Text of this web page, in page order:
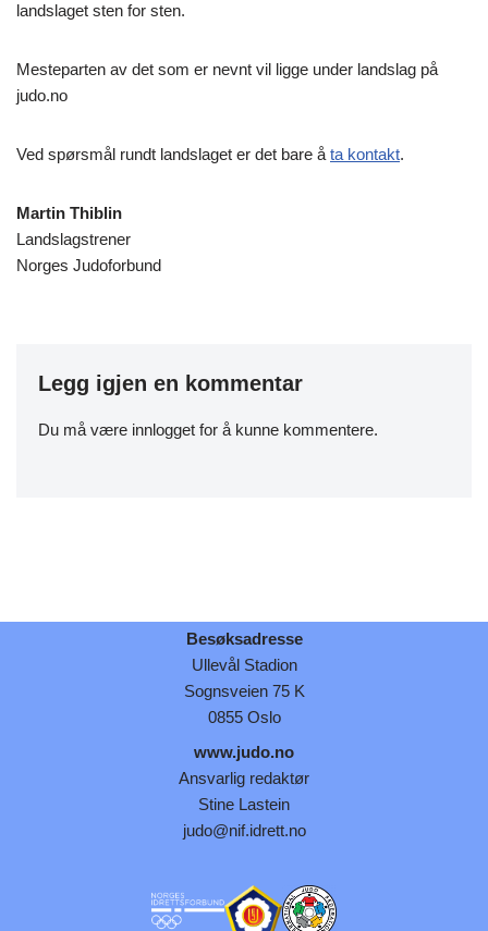
landslaget sten for sten.
Mesteparten av det som er nevnt vil ligge under landslag på
judo.no
Ved spørsmål rundt landslaget er det bare åta kontakt.
Martin Thiblin
Landslagstrener
Norges Judoforbund
Legg igjen en kommentar
Du må være innlogget for å kunne kommentere.
Besøksadresse
Ullevål Stadion
Sognsveien 75 K
0855 Oslo
www.judo.no
Ansvarlig redaktør
Stine Lastein
judo@nif.idrett.no